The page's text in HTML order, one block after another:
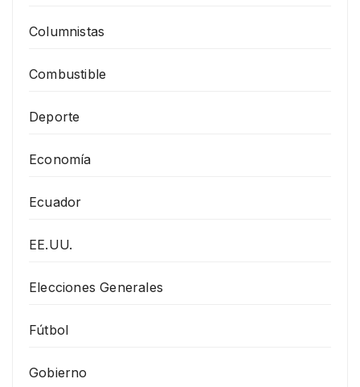
Columnistas
Combustible
Deporte
Economía
Ecuador
EE.UU.
Elecciones Generales
Fútbol
Gobierno